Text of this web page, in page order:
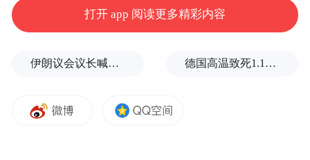
对伊朗施加军事压力。（央视记者 曹健）
“特别声明：以上作品内容(包括在内的视频、图片或音
频)为凤凰网旗下自媒体平台“大风号”用户上传并发
Notice: The content above (including the videos,
pictures and audios if any) is uploaded and posted
打开 app 阅读更多精彩内容
伊朗议会议长喊话：别再作秀了！ 德国高温致死1.19万人，为2016年来最高纪录